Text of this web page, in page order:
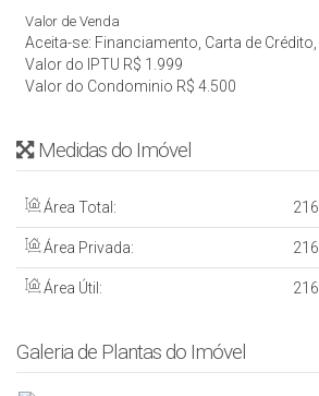
Valor de Venda
Aceita-se: Financiamento, Carta de Crédito,
Valor do IPTU R$ 1.999
Valor do Condominio R$ 4.500
Medidas do Imóvel
Área Total: 216
Área Privada: 216
Área Útil: 216
Galeria de Plantas do Imóvel